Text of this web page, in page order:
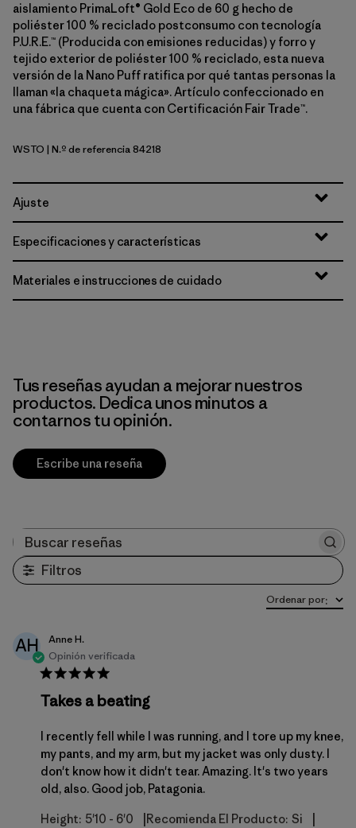
aislamiento PrimaLoft® Gold Eco de 60 g hecho de
poliéster 100 % reciclado postconsumo con tecnología
P.U.R.E.™ (Producida con emisiones reducidas) y forro y
tejido exterior de poliéster 100 % reciclado, esta nueva
versión de la Nano Puff ratifica por qué tantas personas la
llaman «la chaqueta mágica». Artículo confeccionado en
una fábrica que cuenta con Certificación Fair Trade™.
Weathered Stone
WSTO | N.º de referencia 84218
Ajuste
Especificaciones y características
Materiales e instrucciones de cuidado
Tus reseñas ayudan a mejorar nuestros
productos. Dedica unos minutos a
contarnos tu opinión.
Escribe una reseña
Filtros
Ordenar por:
AH
Anne H.
Opinión verificada
Takes a beating
I recently fell while I was running, and I tore up my knee,
my pants, and my arm, but my jacket was only dusty. I
don't know how it didn't tear. Amazing. It's two years
old, also. Good job, Patagonia.
Height: 5'10 - 6'0 Recomienda El Producto: Si